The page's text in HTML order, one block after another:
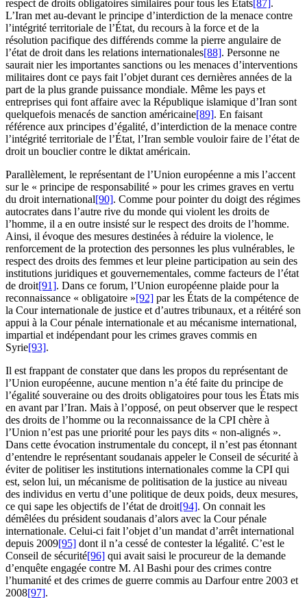
respect de droits obligatoires similaires pour tous les États[87].
L’Iran met au-devant le principe d’interdiction de la menace contre
l’intégrité territoriale de l’État, du recours à la force et de la
résolution pacifique des différends comme la pierre angulaire de
l’état de droit dans les relations internationales[88]. Personne ne
saurait nier les importantes sanctions ou les menaces d’interventions
militaires dont ce pays fait l’objet durant ces dernières années de la
part de la plus grande puissance mondiale. Même les pays et
entreprises qui font affaire avec la République islamique d’Iran sont
quelquefois menacés de sanction américaine[89]. En faisant
référence aux principes d’égalité, d’interdiction de la menace contre
l’intégrité territoriale de l’État, l’Iran semble vouloir faire de l’état de
droit un bouclier contre le diktat américain.
Parallèlement, le représentant de l’Union européenne a mis l’accent
sur le « principe de responsabilité » pour les crimes graves en vertu
du droit international[90]. Comme pour pointer du doigt des régimes
autocrates dans l’autre rive du monde qui violent les droits de
l’homme, il a en outre insisté sur le respect des droits de l’homme.
Ainsi, il évoque des mesures destinées à réduire la violence, le
renforcement de la protection des personnes les plus vulnérables, le
respect des droits des femmes et leur pleine participation au sein des
institutions juridiques et gouvernementales, comme facteurs de l’état
de droit[91]. Dans ce forum, l’Union européenne plaide pour la
reconnaissance « obligatoire »[92] par les États de la compétence de
la Cour internationale de justice et d’autres tribunaux, et a réitéré son
appui à la Cour pénale internationale et au mécanisme international,
impartial et indépendant pour les crimes graves commis en
Syrie[93].
Il est frappant de constater que dans les propos du représentant de
l’Union européenne, aucune mention n’a été faite du principe de
l’égalité souveraine ou des droits obligatoires pour tous les États mis
en avant par l’Iran. Mais à l’opposé, on peut observer que le respect
des droits de l’homme ou la reconnaissance de la CPI chère à
l’Union n’est pas une priorité pour les pays dits « non-alignés ».
Dans cette évocation instrumentale du concept, il n’est pas étonnant
d’entendre le représentant soudanais appeler le Conseil de sécurité à
éviter de politiser les institutions internationales comme la CPI qui
est, selon lui, un mécanisme de politisation de la justice au niveau
des individus en vertu d’une politique de deux poids, deux mesures,
ce qui sape les objectifs de l’état de droit[94]. On connait les
démêlées du président soudanais d’alors avec la Cour pénale
internationale. Celui-ci fait l’objet d’un mandat d’arrêt international
depuis 2009[95] dont il n’a cessé de contester la légalité. C’est le
Conseil de sécurité[96] qui avait saisi le procureur de la demande
d’enquête engagée contre M. Al Bashi pour des crimes contre
l’humanité et des crimes de guerre commis au Darfour entre 2003 et
2008[97].